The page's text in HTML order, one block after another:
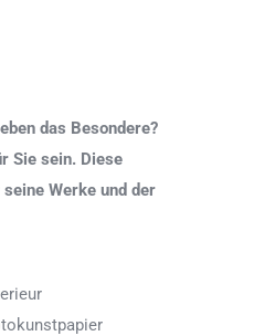
das Besondere?
Sie sein. Diese
Werke und der